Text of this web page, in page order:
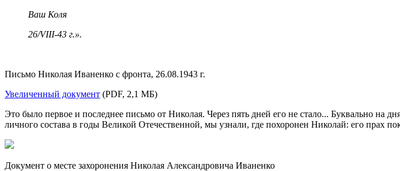
Ваш Коля
26/VIII-43 г.».
Письмо Николая Иваненко с фронта, 26.08.1943 г.
Увеличенный документ (PDF, 2,1 МБ)
Это было первое и последнее письмо от Николая. Через пять дней его не стало... Буквально
личного состава в годы Великой Отечественной, мы узнали, где похоронен Николай: его прах
Документ о месте захоронения Николая Александровича Иваненко